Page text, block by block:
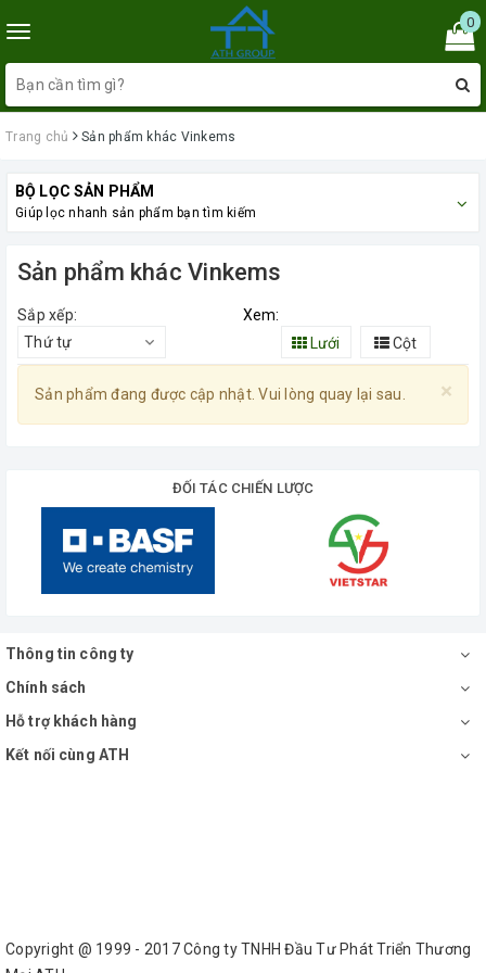
Toggle
navigation
0
Trang chủ Sản phẩm khác Vinkems
BỘ LỌC SẢN PHẨM
Giúp lọc nhanh sản phẩm bạn tìm kiếm
Sản phẩm khác Vinkems
Sắp xếp:
Thứ tự
Xem:
Lưới
Cột
×
Sản phẩm đang được cập nhật. Vui lòng quay lại sau.
ĐỐI TÁC CHIẾN LƯỢC
Thông tin công ty
Chính sách
Hỗ trợ khách hàng
Kết nối cùng ATH
Copyright @ 1999 - 2017 Công ty TNHH Đầu Tư Phát Triển Thương